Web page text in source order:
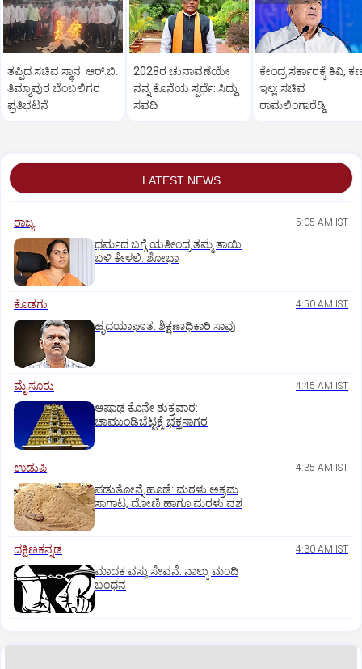
ತಪ್ಪಿದ ಸಚಿವ ಸ್ಥಾನ: ಆರ್.ಬಿ.
ತಿಮ್ಮಾಪುರ ಬೆಂಬಲಿಗರ
ಪ್ರತಿಭಟನೆ
2028ರ ಚುನಾವಣೆಯೇ
ನನ್ನ ಕೊನೆಯ ಸ್ಪರ್ಧೆ: ಸಿದ್ದು
ಸವದಿ
ಕೇಂದ್ರ ಸರ್ಕಾರಕ್ಕೆ ಕಿವಿ,
ಇಲ್ಲ: ಸಚಿವ
ರಾಮಲಿಂಗಾರೆಡ್ಡಿ
LATEST NEWS
ರಾಜ್ಯ 5:05 AM IST
ಧರ್ಮದ ಬಗ್ಗೆ ಯತೀಂದ್ರ ತಮ್ಮ ತಾಯಿ
ಬಳಿ ಕೇಳಲಿ: ಶೋಭಾ
ಕೊಡಗು 4:50 AM IST
ಹೃದಯಾಘಾತ: ಶಿಕ್ಷಣಾಧಿಕಾರಿ ಸಾವು
ಮೈಸೂರು 4:45 AM IST
ಆಷಾಢ ಕೊನೇ ಶುಕ್ರವಾರ:
ಚಾಮುಂಡಿಬೆಟ್ಟಕ್ಕೆ ಭಕ್ತಸಾಗರ
ಉಡುಪಿ 4:35 AM IST
ಪಡುತೋನ್ಸೆ ಹೂಡೆ: ಮರಳು ಅಕ್ರಮ
ಸಾಗಾಟ, ದೋಣಿ ಹಾಗೂ ಮರಳು ವಶ
ದಕ್ಷಿಣಕನ್ನಡ 4:30 AM IST
ಮಾದಕ ವಸ್ತು ಸೇವನೆ: ನಾಲ್ಕು ಮಂದಿ
ಬಂಧನ